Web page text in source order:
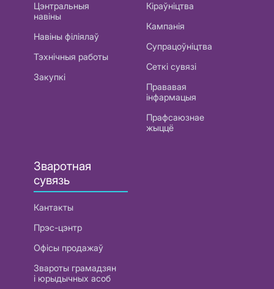
Цэнтральныя
навіны
Навіны філіялаў
Тэхнічныя работы
Закупкі
Кіраўніцтва
Кампанія
Супрацоўніцтва
Сеткі сувязі
Прававая
інфармацыя
Прафсаюзнае
жыццё
Зваротная
сувязь
Кантакты
Прэс-цэнтр
Офісы продажаў
Звароты грамадзян
і юрыдычных асоб